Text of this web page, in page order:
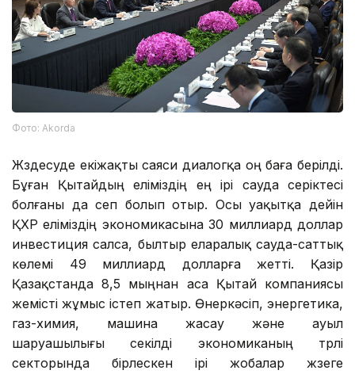
Фото: Аkorda
Жүздесуде екіжақты саяси диалогқа оң баға берілді.
Бұған Қытайдың еліміздің ең ірі сауда серіктесі
болғаны да сеп болып отыр. Осы уақытқа дейін
ҚХР еліміздің экономикасына 30 миллиард доллар
инвестиция салса, былтыр еларалық сауда-саттық
көлемі 49 миллиард долларға жетті. Қазір
Қазақстанда 8,5 мыңнан аса Қытай компаниясы
жемісті жұмыс істеп жатыр. Өнеркәсіп, энергетика,
газ-химия, машина жасау және ауыл
шаруашылығы секілді экономиканың түрлі
секторында бірлескен ірі жобалар жүзеге